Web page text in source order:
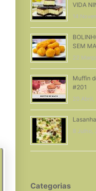
VIDA
14
SEM
22
Muffin
#201
20 Abril,
8 Julho,
Categorias